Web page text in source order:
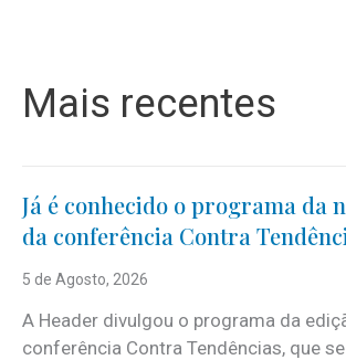
Mais recentes
Já é conhecido o programa da
da conferência Contra
5 de Agosto, 2026
A Header divulgou o programa da
conferência Contra Tendências, que